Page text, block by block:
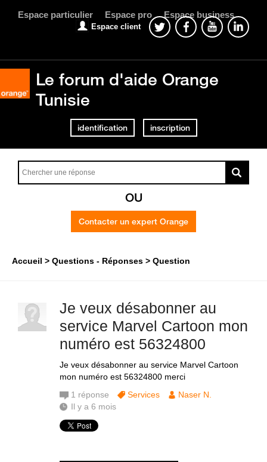
Espace particulier Espace pro Espace business
Espace client
Le forum d'aide Orange
Tunisie
identification inscription
OU
Contacter un expert Orange
Accueil Questions - Réponses Question
Je veux désabonner au
service Marvel Cartoon mon
numéro est 56324800
Je veux désabonner au service Marvel Cartoon
mon numéro est 56324800 merci
1 réponse Services
Naser N.
Il y a 6 mois